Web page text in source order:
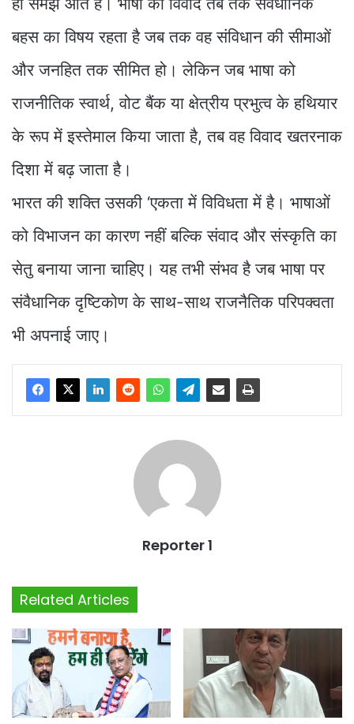
बहस का विषय रहता है जब तक वह संविधान की सीमाओं
और जनहित तक सीमित हो। लेकिन जब भाषा को
राजनीतिक स्वार्थ, वोट बैंक या क्षेत्रीय प्रभुत्व के हथियार
के रूप में इस्तेमाल किया जाता है, तब वह विवाद खतरनाक
दिशा में बढ़ जाता है।
भारत की शक्ति उसकी ‘एकता में विविधता में है। भाषाओं
को विभाजन का कारण नहीं बल्कि संवाद और संस्कृति का
सेतु बनाया जाना चाहिए। यह तभी संभव है जब भाषा पर
संवैधानिक दृष्टिकोण के साथ-साथ राजनैतिक परिपक्वता
भी अपनाई जाए।
Reporter 1
Related Articles